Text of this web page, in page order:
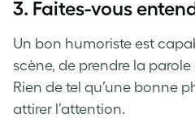
3. Faites-vous
Un bon humoriste est
scène, de prendre la
Rien de tel qu’une bonne
attirer l’attention.